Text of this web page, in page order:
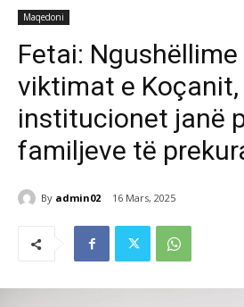
Maqedoni
Fetai: Ngushëllime
viktimat e Koçanit,
institucionet janë
familjeve të
By admin02 16 Mars, 2025